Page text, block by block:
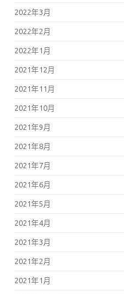
2022年3月
2022年2月
2022年1月
2021年12月
2021年11月
2021年10月
2021年9月
2021年8月
2021年7月
2021年6月
2021年5月
2021年4月
2021年3月
2021年2月
2021年1月